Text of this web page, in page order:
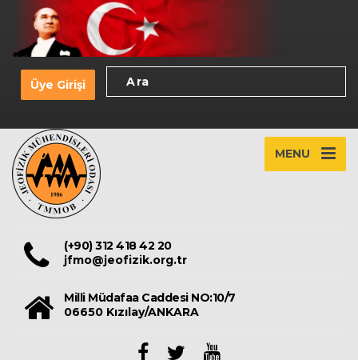
Üye Girişi
MENU
(+90) 312 418 42 20
jfmo@jeofizik.org.tr
Milli Müdafaa Caddesi NO:10/7
06650 Kızılay/ANKARA